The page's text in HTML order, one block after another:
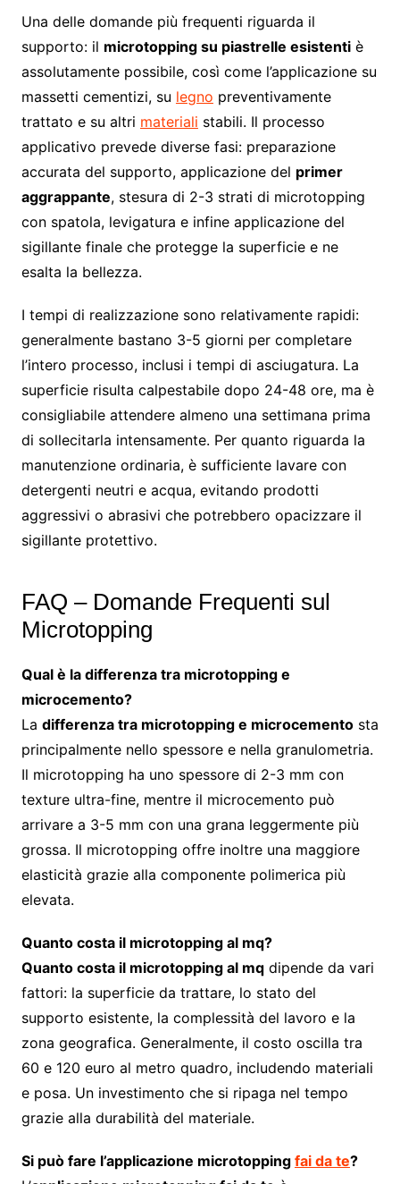
Una delle domande più frequenti riguarda il
supporto: il microtopping su piastrelle esistentiè
assolutamente possibile, così come l’applicazione su
massetti cementizi, su legno preventivamente
trattato e su altri materiali stabili. Il processo
applicativo prevede diverse fasi: preparazione
accurata del supporto, applicazione del primer
aggrappante, stesura di 2-3 strati di microtopping
con spatola, levigatura e infine applicazione del
sigillante finale che protegge la superficie e ne
esalta la bellezza.
I tempi di realizzazione sono relativamente rapidi:
generalmente bastano 3-5 giorni per completare
l’intero processo, inclusi i tempi di asciugatura. La
superficie risulta calpestabile dopo 24-48 ore, ma è
consigliabile attendere almeno una settimana prima
di sollecitarla intensamente. Per quanto riguarda la
manutenzione ordinaria, è sufficiente lavare con
detergenti neutri e acqua, evitando prodotti
aggressivi o abrasivi che potrebbero opacizzare il
sigillante protettivo.
FAQ – Domande Frequenti sul
Microtopping
Qual è la differenza tra microtopping e
microcemento?
La differenza tra microtopping e microcementosta
principalmente nello spessore e nella granulometria.
Il microtopping ha uno spessore di 2-3 mm con
texture ultra-fine, mentre il microcemento può
arrivare a 3-5 mm con una grana leggermente più
grossa. Il microtopping offre inoltre una maggiore
elasticità grazie alla componente polimerica più
elevata.
Quanto costa il microtopping al mq?
Quanto costa il microtopping al mqdipende da vari
fattori: la superficie da trattare, lo stato del
supporto esistente, la complessità del lavoro e la
zona geografica. Generalmente, il costo oscilla tra
60 e 120 euro al metro quadro, includendo materiali
e posa. Un investimento che si ripaga nel tempo
grazie alla durabilità del materiale.
Si può fare l’applicazione microtopping fai da te?